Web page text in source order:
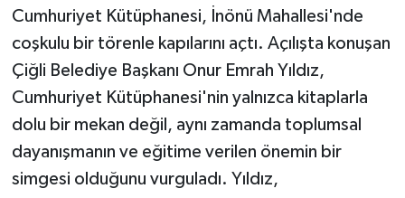
Cumhuriyet Kütüphanesi, İnönü Mahallesi'nde
coşkulu bir törenle kapılarını açtı. Açılışta konuşan
Çiğli Belediye Başkanı Onur Emrah Yıldız,
Cumhuriyet Kütüphanesi'nin yalnızca kitaplarla
dolu bir mekan değil, aynı zamanda toplumsal
dayanışmanın ve eğitime verilen önemin bir
simgesi olduğunu vurguladı. Yıldız,